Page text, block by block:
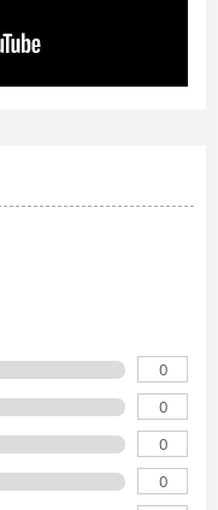
0
0
0
0